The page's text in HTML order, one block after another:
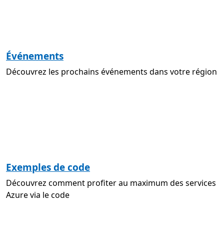
Événements
Découvrez les prochains événements dans votre région
Exemples de code
Découvrez comment profiter au maximum des services
Azure via le code